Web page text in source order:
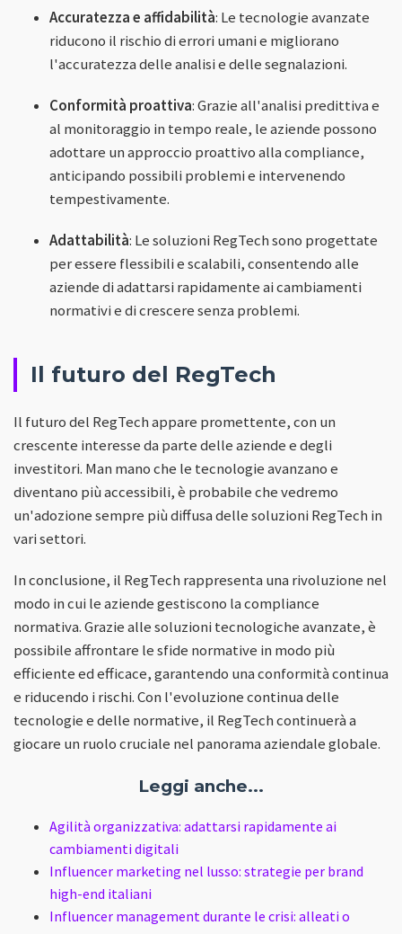
Accuratezza e affidabilità: Le tecnologie avanzate
riducono il rischio di errori umani e migliorano
l'accuratezza delle analisi e delle segnalazioni.
Conformità proattiva: Grazie all'analisi predittiva e
al monitoraggio in tempo reale, le aziende possono
adottare un approccio proattivo alla compliance,
anticipando possibili problemi e intervenendo
tempestivamente.
Adattabilità: Le soluzioni RegTech sono progettate
per essere flessibili e scalabili, consentendo alle
aziende di adattarsi rapidamente ai cambiamenti
normativi e di crescere senza problemi.
Il futuro del RegTech
Il futuro del RegTech appare promettente, con un
crescente interesse da parte delle aziende e degli
investitori. Man mano che le tecnologie avanzano e
diventano più accessibili, è probabile che vedremo
un'adozione sempre più diffusa delle soluzioni RegTech in
vari settori.
In conclusione, il RegTech rappresenta una rivoluzione nel
modo in cui le aziende gestiscono la compliance
normativa. Grazie alle soluzioni tecnologiche avanzate, è
possibile affrontare le sfide normative in modo più
efficiente ed efficace, garantendo una conformità continua
e riducendo i rischi. Con l'evoluzione continua delle
tecnologie e delle normative, il RegTech continuerà a
giocare un ruolo cruciale nel panorama aziendale globale.
Leggi anche...
Agilità organizzativa: adattarsi rapidamente ai
cambiamenti digitali
Influencer marketing nel lusso: strategie per brand
high-end italiani
Influencer management durante le crisi: alleati o